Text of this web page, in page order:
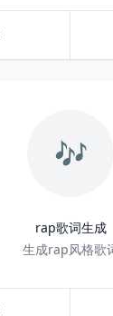
🎶
rap歌词生成
生成rap风格歌